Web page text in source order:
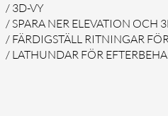
/ 3D-VY
/ SPARA NER ELEVATION OCH
/ FÄRDIGSTÄLL RITNINGAR
/ LATHUNDAR FÖR